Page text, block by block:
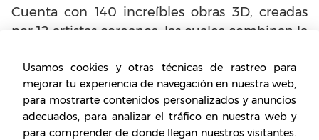
Cuenta con 140 increíbles obras 3D, creadas
por 12 artistas coreanos, las cuales combinan la
piezas de arte, la particularidad de este
recinto, es que permite a los visitantes ser
parte de la composición e interactuar con
ellas.
Usamos cookies y otras técnicas de rastreo para
mejorar tu experiencia de navegación en nuestra web,
para mostrarte contenidos personalizados y anuncios
adecuados, para analizar el tráfico en nuestra web y
para comprender de donde llegan nuestros visitantes.